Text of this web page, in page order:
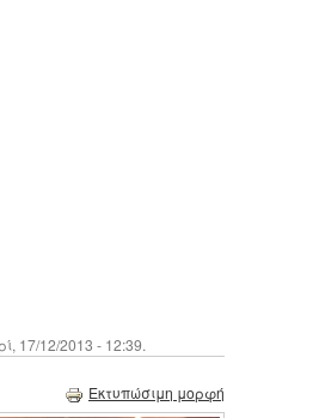
17/12/2013 - 12:39.
Εκτυπώσιμη μορφή